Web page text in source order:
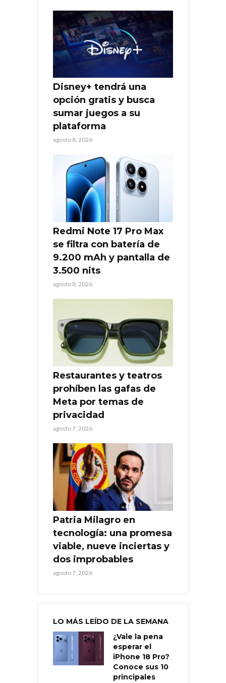
Disney+ tendrá una
opción gratis y busca
sumar juegos a su
plataforma
agosto 8, 2026
Redmi Note 17 Pro Max
se filtra con batería de
9.200 mAh y pantalla de
3.500 nits
agosto 8, 2026
Restaurantes y teatros
prohíben las gafas de
Meta por temas de
privacidad
agosto 7, 2026
Patria Milagro en
tecnología: una promesa
viable, nueve inciertas y
dos improbables
agosto 7, 2026
LO MÁS LEÍDO DE LA SEMANA
¿Vale la pena
esperar el
iPhone 18 Pro?
Conoce sus 10
principales